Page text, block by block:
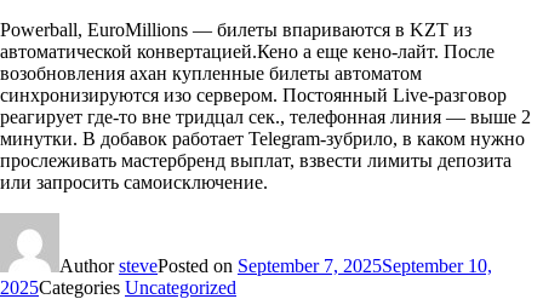
Powerball, EuroMillions — билеты впариваются в KZT из
автоматической конвертацией.Кено а еще кено‑лайт. После
возобновления ахан купленные билеты автоматом
синхронизируются изо сервером. Постоянный Live‑разговор
реагирует где-то вне тридцал сек., телефонная линия — выше 2
минутки. В добавок работает Telegram‑зубрило, в каком нужно
прослеживать мастербренд выплат, взвести лимиты депозита
или запросить самоисключение.
AuthorstevePosted on September 7, 2025September 10,
2025Categories Uncategorized